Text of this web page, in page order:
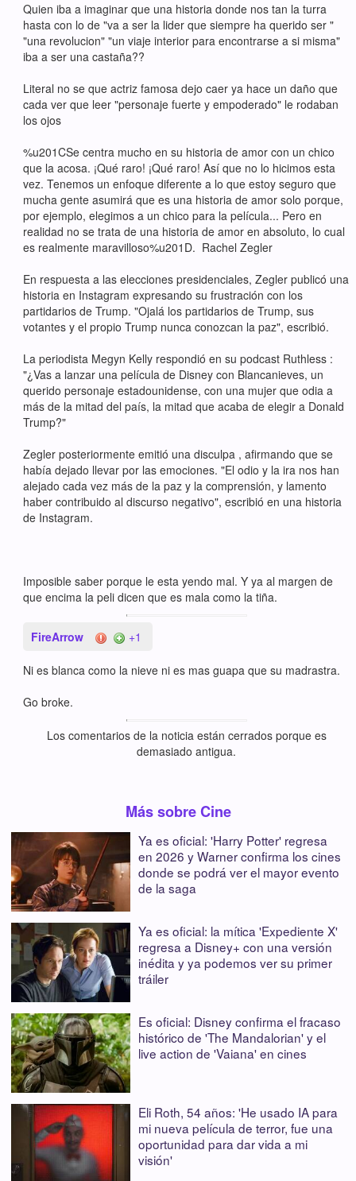
Quien iba a imaginar que una historia donde nos tan la turra
hasta con lo de "va a ser la lider que siempre ha querido ser "
"una revolucion" "un viaje interior para encontrarse a si misma"
iba a ser una castaña??
Literal no se que actriz famosa dejo caer ya hace un daño que
cada ver que leer "personaje fuerte y empoderado" le rodaban
los ojos
%u201CSe centra mucho en su historia de amor con un chico
que la acosa. ¡Qué raro! ¡Qué raro! Así que no lo hicimos esta
vez. Tenemos un enfoque diferente a lo que estoy seguro que
mucha gente asumirá que es una historia de amor solo porque,
por ejemplo, elegimos a un chico para la película... Pero en
realidad no se trata de una historia de amor en absoluto, lo cual
es realmente maravilloso%u201D. Rachel Zegler
En respuesta a las elecciones presidenciales, Zegler publicó una
historia en Instagram expresando su frustración con los
partidarios de Trump. "Ojalá los partidarios de Trump, sus
votantes y el propio Trump nunca conozcan la paz", escribió.
La periodista Megyn Kelly respondió en su podcast Ruthless :
"¿Vas a lanzar una película de Disney con Blancanieves, un
querido personaje estadounidense, con una mujer que odia a
más de la mitad del país, la mitad que acaba de elegir a Donald
Trump?"
Zegler posteriormente emitió una disculpa , afirmando que se
había dejado llevar por las emociones. "El odio y la ira nos han
alejado cada vez más de la paz y la comprensión, y lamento
haber contribuido al discurso negativo", escribió en una historia
de Instagram.
Imposible saber porque le esta yendo mal. Y ya al margen de
que encima la peli dicen que es mala como la tiña.
FireArrow +1
Ni es blanca como la nieve ni es mas guapa que su madrastra.
Go broke.
Los comentarios de la noticia están cerrados porque es
demasiado antigua.
Más sobre Cine
Ya es oficial: 'Harry Potter' regresa
en 2026 y Warner confirma los cines
donde se podrá ver el mayor evento
de la saga
Ya es oficial: la mítica 'Expediente X'
regresa a Disney+ con una versión
inédita y ya podemos ver su primer
tráiler
Es oficial: Disney confirma el fracaso
histórico de 'The Mandalorian' y el
live action de 'Vaiana' en cines
Eli Roth, 54 años: 'He usado IA para
mi nueva película de terror, fue una
oportunidad para dar vida a mi
visión'